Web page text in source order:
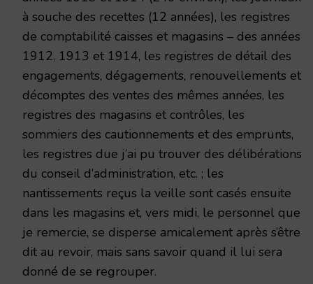
à souche des recettes (12 années), les registres
de comptabilité caisses et magasins – des années
1912, 1913 et 1914, les registres de détail des
engagements, dégagements, renouvellements et
décomptes des ventes des mêmes années, les
registres des magasins et contrôles, les
sommiers des cautionnements et des emprunts,
les registres due j’ai pu trouver des délibérations
du conseil d’administration, etc. ; les
nantissements reçus la veille sont casés ensuite
dans les magasins et, vers midi, le personnel que
je remercie, se disperse amicalement après s’être
dit au revoir, mais sans savoir quand il lui sera
donné de se regrouper.